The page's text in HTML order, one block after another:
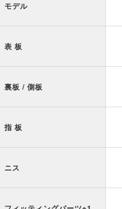
モデル
表 板
裏板 / 側板
指 板
ニス